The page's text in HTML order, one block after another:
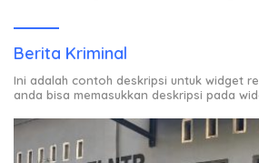
Berita Kriminal
Ini adalah contoh deskripsi untuk widget
anda bisa memasukkan deskripsi pada